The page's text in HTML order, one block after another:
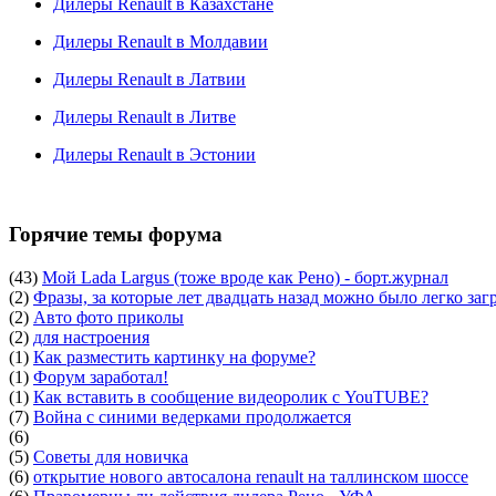
Дилеры Renault в Молдавии
Дилеры Renault в Латвии
Дилеры Renault в Литве
Дилеры Renault в Эстонии
Горячие темы форума
(43) Мой Lada Largus (тоже вроде как Рено) - борт.журнал
(2) Фразы, за которые лет двадцать назад можно было легко
(2) Авто фото приколы
(2) для настроения
(1) Как разместить картинку на форуме?
(1) Форум заработал!
(1) Как вставить в сообщение видеоролик с YouTUBE?
(7) Война с синими ведерками продолжается
(6)
(5) Советы для новичка
(6) открытие нового автосалона renault на таллинском шоссе